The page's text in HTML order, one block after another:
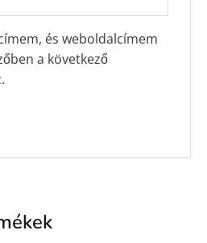
és weboldalcímem
a következő